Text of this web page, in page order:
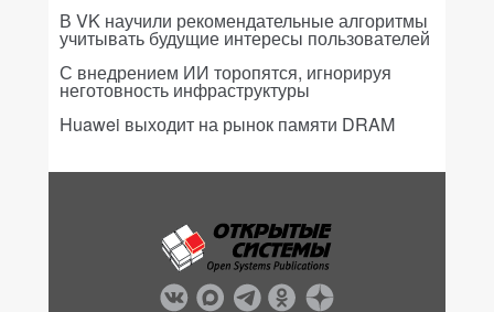
В VK научили рекомендательные алгоритмы
учитывать будущие интересы пользователей
С внедрением ИИ торопятся, игнорируя
неготовность инфраструктуры
Huawei выходит на рынок памяти DRAM